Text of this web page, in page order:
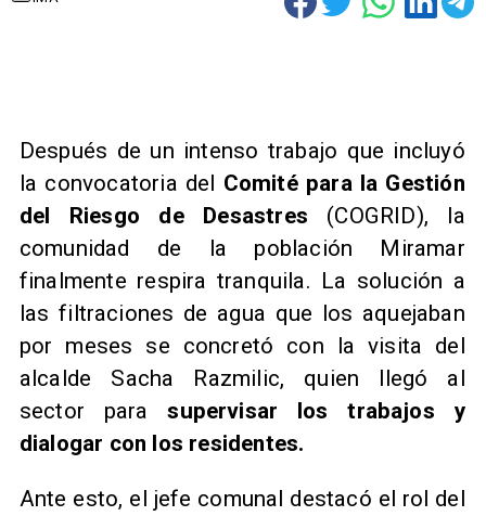
​Después de un intenso trabajo que incluyó
la convocatoria del Comité para la Gestión
del Riesgo de Desastres (COGRID), la
comunidad de la población Miramar
finalmente respira tranquila. La solución a
las filtraciones de agua que los aquejaban
por meses se concretó con la visita del
alcalde Sacha Razmilic, quien llegó al
sector para supervisar los trabajos y
dialogar con los residentes.
Ante esto, el jefe comunal destacó el rol del